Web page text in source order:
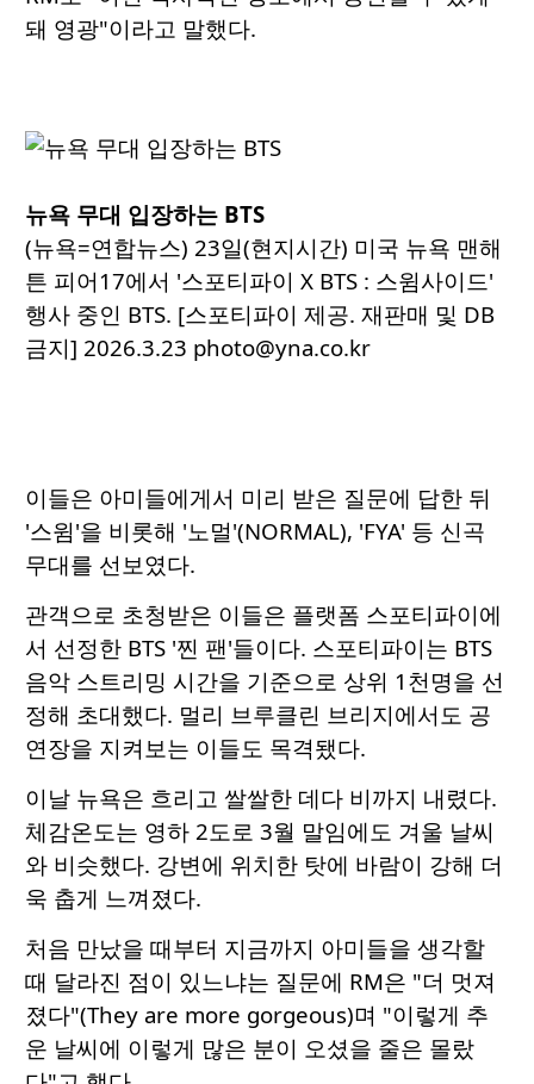
돼 영광"이라고 말했다.
뉴욕 무대 입장하는 BTS
(뉴욕=연합뉴스) 23일(현지시간) 미국 뉴욕 맨해
튼 피어17에서 '스포티파이 X BTS : 스윔사이드'
행사 중인 BTS. [스포티파이 제공. 재판매 및 DB
금지] 2026.3.23 photo@yna.co.kr
이들은 아미들에게서 미리 받은 질문에 답한 뒤
'스윔'을 비롯해 '노멀'(NORMAL), 'FYA' 등 신곡
무대를 선보였다.
관객으로 초청받은 이들은 플랫폼 스포티파이에
서 선정한 BTS '찐 팬'들이다. 스포티파이는 BTS
음악 스트리밍 시간을 기준으로 상위 1천명을 선
정해 초대했다. 멀리 브루클린 브리지에서도 공
연장을 지켜보는 이들도 목격됐다.
이날 뉴욕은 흐리고 쌀쌀한 데다 비까지 내렸다.
체감온도는 영하 2도로 3월 말임에도 겨울 날씨
와 비슷했다. 강변에 위치한 탓에 바람이 강해 더
욱 춥게 느껴졌다.
처음 만났을 때부터 지금까지 아미들을 생각할
때 달라진 점이 있느냐는 질문에 RM은 "더 멋져
졌다"(They are more gorgeous)며 "이렇게 추
운 날씨에 이렇게 많은 분이 오셨을 줄은 몰랐